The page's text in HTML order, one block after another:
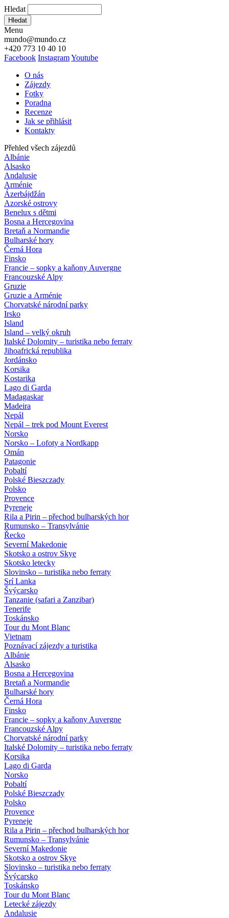
Hledat
Hledat
Menu
mundo@mundo.cz
+420 773 10 40 10
Facebook InstagramYoutube
O nás
Zájezdy
Fotky
Poradna
Recenze
Jak se přihlásit
Kontakty
Přehled všech zájezdů
Albánie
Alsasko
Andalusie
Arménie
Ázerbájdžán
Azorské ostrovy
Benelux s dětmi
Bosna a Hercegovina
Bretaň a Normandie
Bulharské hory
Černá Hora
Finsko
Francie – sopky a kaňony Auvergne
Francouzské Alpy
Gruzie
Gruzie a Arménie
Chorvatské národní parky
Irsko
Island
Island – velký okruh
Italské Dolomity – turistika nebo ferraty
Jihoafrická republika
Jordánsko
Korsika
Kostarika
Lago di Garda
Madagaskar
Madeira
Nepál
Nepál – trek pod Mount Everest
Norsko
Norsko – Lofoty a Nordkapp
Omán
Patagonie
Pobaltí
Polské Bieszczady
Polsko
Provence
Pyreneje
Rila a Pirin – přechod bulharských hor
Rumunsko – Transylvánie
Řecko
Severní Makedonie
Skotsko a ostrov Skye
Skotsko letecky
Slovinsko – turistika nebo ferraty
Srí Lanka
Švýcarsko
Tanzanie (safari a Zanzibar)
Tenerife
Toskánsko
Tour du Mont Blanc
Vietnam
Poznávací zájezdy a turistika
Albánie
Alsasko
Bosna a Hercegovina
Bretaň a Normandie
Bulharské hory
Černá Hora
Finsko
Francie – sopky a kaňony Auvergne
Francouzské Alpy
Chorvatské národní parky
Italské Dolomity – turistika nebo ferraty
Korsika
Lago di Garda
Norsko
Pobaltí
Polské Bieszczady
Polsko
Provence
Pyreneje
Rila a Pirin – přechod bulharských hor
Rumunsko – Transylvánie
Severní Makedonie
Skotsko a ostrov Skye
Slovinsko – turistika nebo ferraty
Švýcarsko
Toskánsko
Tour du Mont Blanc
Letecké zájezdy
Andalusie